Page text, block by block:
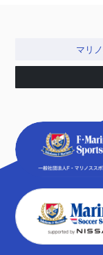
マリ